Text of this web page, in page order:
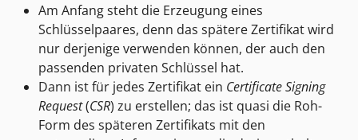
Am Anfang steht die Erzeugung eines
Schlüsselpaares, denn das spätere Zertifikat wird
nur derjenige verwenden können, der auch den
passenden privaten Schlüssel hat.
Dann ist für jedes Zertifikat ein Certificate Signing
Request(CSR) zu erstellen; das ist quasi die Roh-
Form des späteren Zertifikats mit den